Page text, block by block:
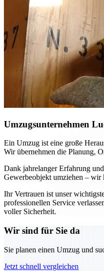
Umzugsunternehmen
Ein Umzug ist eine große
Wir übernehmen die Planung,
Dank jahrelanger Erfahrung
Gewerbeobjekt umziehen – wir
Ihr Vertrauen ist unser
professionellen Service
voller Sicherheit.
Wir sind für Sie da
Sie planen einen Umzug und
Jetzt schnell vergleichen